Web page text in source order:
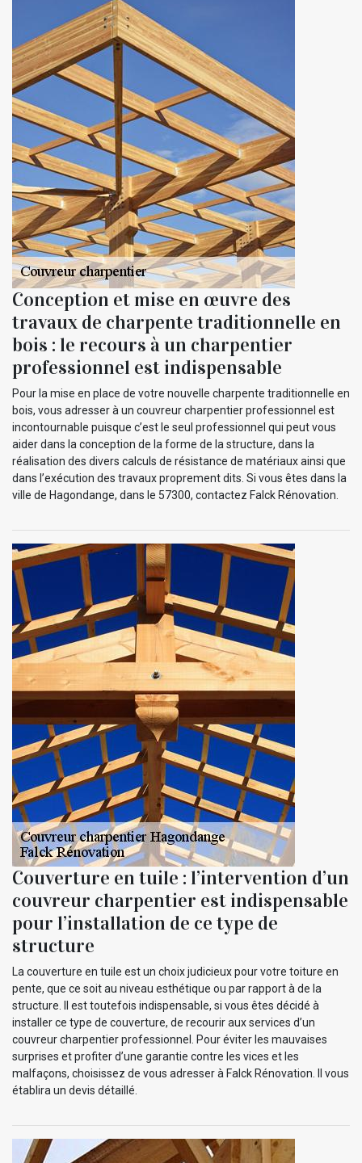
Conception et mise en œuvre des
travaux de charpente traditionnelle en
bois : le recours à un charpentier
professionnel est indispensable
Pour la mise en place de votre nouvelle charpente traditionnelle en
bois, vous adresser à un couvreur charpentier professionnel est
incontournable puisque c’est le seul professionnel qui peut vous
aider dans la conception de la forme de la structure, dans la
réalisation des divers calculs de résistance de matériaux ainsi que
dans l’exécution des travaux proprement dits. Si vous êtes dans la
ville de Hagondange, dans le 57300, contactez Falck Rénovation.
Couverture en tuile : l’intervention d’un
couvreur charpentier est indispensable
pour l’installation de ce type de
structure
La couverture en tuile est un choix judicieux pour votre toiture en
pente, que ce soit au niveau esthétique ou par rapport à de la
structure. Il est toutefois indispensable, si vous êtes décidé à
installer ce type de couverture, de recourir aux services d’un
couvreur charpentier professionnel. Pour éviter les mauvaises
surprises et profiter d’une garantie contre les vices et les
malfaçons, choisissez de vous adresser à Falck Rénovation. Il vous
établira un devis détaillé.